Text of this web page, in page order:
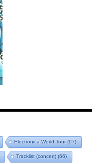
Electronica World Tour(97)
Tracklist (concert) (66)